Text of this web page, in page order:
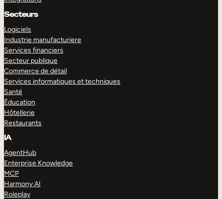
Secteurs
Logiciels
Industrie manufacturiere
Services financiers
Secteur publique
Commerce de détail
Services informatiques et techniques
Santé
Éducation
Hôtellerie
Restaurants
IA
AgentHub
Enterprise Knowledge
MCP
Harmony AI
Roleplay